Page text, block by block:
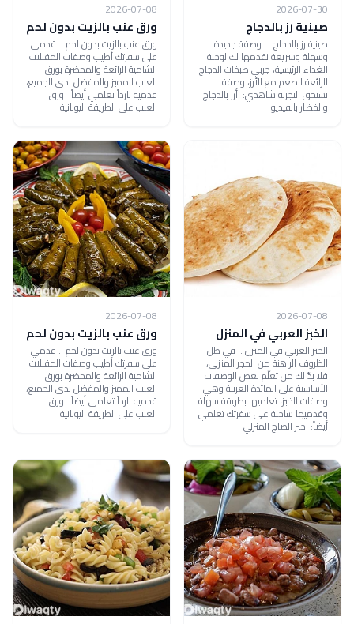
2026-07-30
صينية رز بالدجاج
صينية رز بالدجاج ... وصفة جديدة
وسهلة وسريعة نقدمها لك لوجبة
الغداء الرئيسية، جربي طبخات الدجاج
الرائعة الطعم مع الأرز، وصفة
تستحق التجربة شاهدي: أرز بالدجاج
والخضار بالفيديو
2026-07-08
ورق عنب بالزيت بدون لحم
ورق عنب بالزيت بدون لحم .. قدمي
على سفرتك أطيب وصفات المقبلات
الشامية الرائعة والمحضرة بورق
العنب المميز والمفضل لدى الجميع،
قدميه بارداً تعلمي أيضاً: ورق
العنب على الطريقة اليونانية
2026-07-08
الخبز العربي في المنزل
الخبز العربي في المنزل .. في ظل
الظروف الراهنة من الحجر المنزلي،
فلا بدّ لك من تعلّم بعض الوصفات
الأساسية على المائدة العربية وهي
وصفات الخبز، تعلميها بطريقة سهلة
وقدميها ساخنة على سفرتك تعلمي
أيضاً: خبز الصاج المنزلي
2026-07-08
ورق عنب بالزيت بدون لحم
ورق عنب بالزيت بدون لحم .. قدمي
على سفرتك أطيب وصفات المقبلات
الشامية الرائعة والمحضرة بورق
العنب المميز والمفضل لدى الجميع،
قدميه بارداً تعلمي أيضاً: ورق
العنب على الطريقة اليونانية